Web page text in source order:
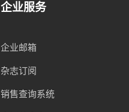
企业服务
企业邮箱
杂志订阅
销售查询系统